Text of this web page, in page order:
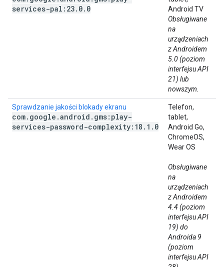
services-pal:23. 0. 0
Android TV
Obsługiwane
na
urządzeniach
z Androidem
5.0 (poziom
interfejsu API
21) lub
nowszym.
Sprawdzanie jakości blokady ekranu
com. google .android . gms:play-
services-password-complexity:18 . 1 . 0
Telefon,
tablet,
Android Go,
ChromeOS,
Wear OS
Obsługiwane
na
urządzeniach
z Androidem
4.4 (poziom
interfejsu API
19) do
Androida 9
(poziom
interfejsu API